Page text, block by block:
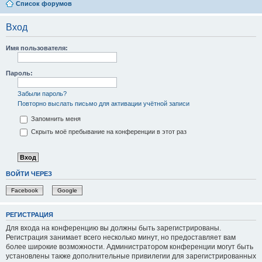
Список форумов
Вход
Имя пользователя:
Пароль:
Забыли пароль?
Повторно выслать письмо для активации учётной записи
Запомнить меня
Скрыть моё пребывание на конференции в этот раз
ВОЙТИ ЧЕРЕЗ
Facebook Google
РЕГИСТРАЦИЯ
Для входа на конференцию вы должны быть зарегистрированы.
Регистрация занимает всего несколько минут, но предоставляет вам
более широкие возможности. Администратором конференции могут быть
установлены также дополнительные привилегии для зарегистрированных